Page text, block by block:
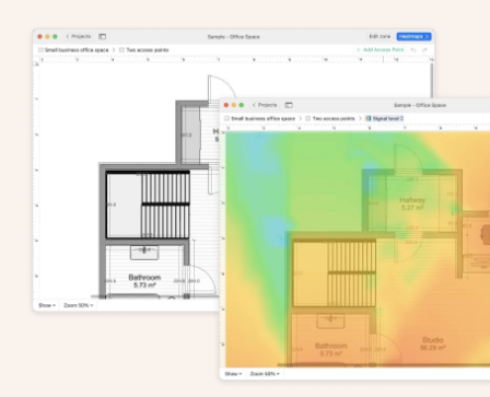
reibungslose und flächendeckende WLAN-
Verbindung brauchen.